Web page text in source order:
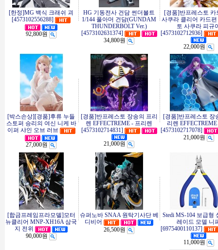
[한정]MG 백식 크래쉬 괴
[4573102556288]
92,800원
HG 기동전사 건담 썬더볼트
1/144 풀아머 건담(GUNDAM
THUNDERBOLT Ver.)
[4573102631374]
34,800원
[경품]반프레스토 카
사쿠라 클리어 카드
토 사쿠라 피규
[4573102712936]
22,000원
[박스손상][경품]후류 누들
스토퍼 승리의 여신 니케 바
이퍼 샤인 오브 러브
27,000원
[경품]반프레스토 장송의 프리
렌 EFFECTREME - 프리렌
[4573102714831]
21,000원
[경품]반프레스토 장
리렌
[4573102717078]
21,000원
[합금프레임프라모델]모터
뉴클리어 MNP-XH16A 삼국
지 전위
90,000원
슈퍼노바 SNAA 원탁기사단 베
디비어
26,500원
Stedi MS-104 보급형
레이드 모델 니
[6975400110137]
11,000원